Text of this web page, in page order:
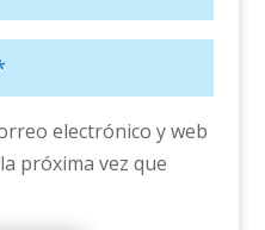
electrónico y web
próxima vez que